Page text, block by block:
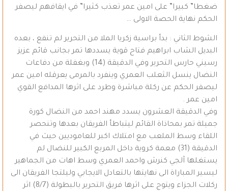
ضغطا” كبيرا” على امين عمر تعذب كثيرا” في ايقافهم ليصفر
الحكم نهاية الحصة الاولى …
الشوط الثاني : بدأ براسية زكريا الملا من التحرير لم تنفع ، بعده
البديل الشاب ابراهيم فتاح قوية يسددها تمر بجانب قائم عزيز
رسيني حارس التحرير وفي الدقيقة (14) وبغفلة من دفاعات
النضال ينسل الثعلب العمري وينفرد بالمرمى يعرقله امين عمر
ليصفر الحكم عن ركلة مباشرة وطرد على اثرها المدافع القوي
امين عمر .
وفي الدقيقة العشرون يسدد مهند احمد من النضال كورة
جميلة تمر بمحاذاة القائم ليتباطأ الفريقان بعدها وتنحصر
اللقاء وسط الملعب مع امتلاك اكبر للعاموديين حيث في
الدقيقة (31) معمة كروية داخل المربع الكبير للنضال لم
يستغلها آلجي كنرش واحمد العمري وسط اهات من الجماهير
ليسير المباراة الى نهايتها بالتعادل الايجابي وليلتجا الفريقان الى
ركلات الجزاء ويتوج على اثرها فريق التحرير بالبطولة (8/7) اثر